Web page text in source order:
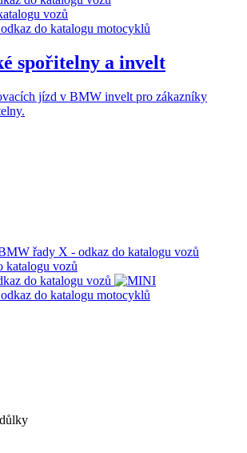
spořitelny a invelt
jízd v BMW invelt pro zákazníky